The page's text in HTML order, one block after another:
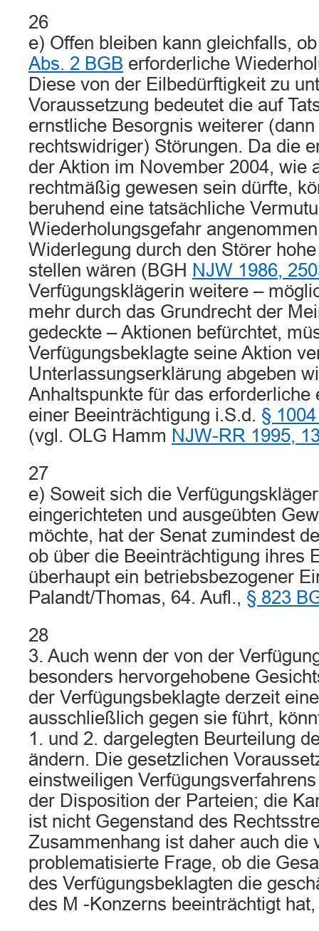
26
e) Offen bleiben kann gleichfalls,
Abs. 2 BGB erforderliche
Diese von der Eilbedürftigkeit zu
Voraussetzung bedeutet die auf
ernstliche Besorgnis weiterer
rechtswidriger) Störungen. Da die
der Aktion im November 2004, wie
rechtmäßig gewesen sein dürfte,
beruhend eine tatsächliche
Wiederholungsgefahr
Widerlegung durch den Störer
stellen wären (BGH NJW 1986,
Verfügungsklägerin weitere –
mehr durch das Grundrecht der
gedeckte – Aktionen befürchtet,
Verfügungsbeklagte seine Aktion
Unterlassungserklärung abgeben
Anhaltspunkte für das erforderliche
einer Beeinträchtigung i.S.d. §
(vgl. OLG Hamm NJW-RR 1995,
27
e) Soweit sich die
eingerichteten und ausgeübten
möchte, hat der Senat zumindest
ob über die Beeinträchtigung ihres
überhaupt ein betriebsbezogener
Palandt/Thomas, 64. Aufl., § 823
28
3. Auch wenn der von der
besonders hervorgehobene
der Verfügungsbeklagte derzeit
ausschließlich gegen sie führt,
1. und 2. dargelegten Beurteilung
ändern. Die gesetzlichen
einstweiligen
der Disposition der Parteien; die
ist nicht Gegenstand des
Zusammenhang ist daher auch die
problematisierte Frage, ob die
des Verfügungsbeklagten die
des M -Konzerns beeinträchtigt